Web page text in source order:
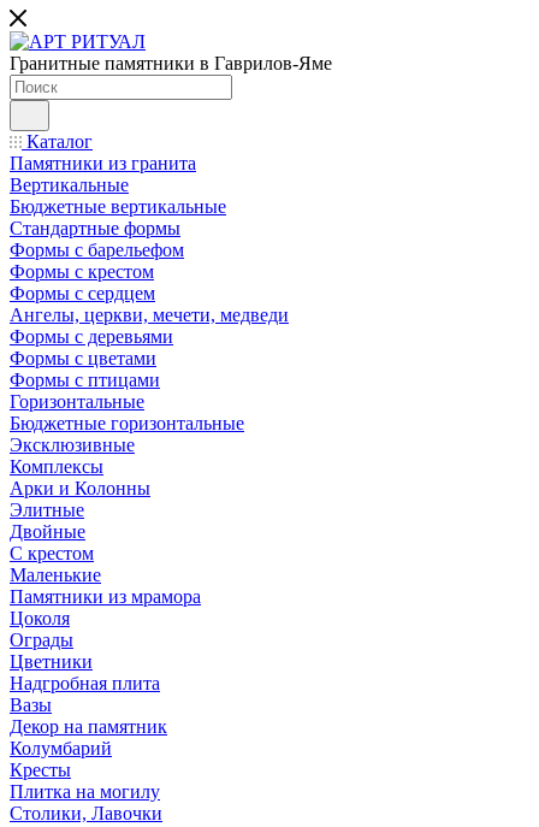
Гранитные памятники в Гаврилов-Яме
Каталог
Памятники из гранита
Вертикальные
Бюджетные вертикальные
Стандартные формы
Формы с барельефом
Формы с крестом
Формы с сердцем
Ангелы, церкви, мечети, медведи
Формы с деревьями
Формы с цветами
Формы с птицами
Горизонтальные
Бюджетные горизонтальные
Эксклюзивные
Комплексы
Арки и Колонны
Элитные
Двойные
С крестом
Маленькие
Памятники из мрамора
Цоколя
Ограды
Цветники
Надгробная плита
Вазы
Декор на памятник
Колумбарий
Кресты
Плитка на могилу
Столики, Лавочки